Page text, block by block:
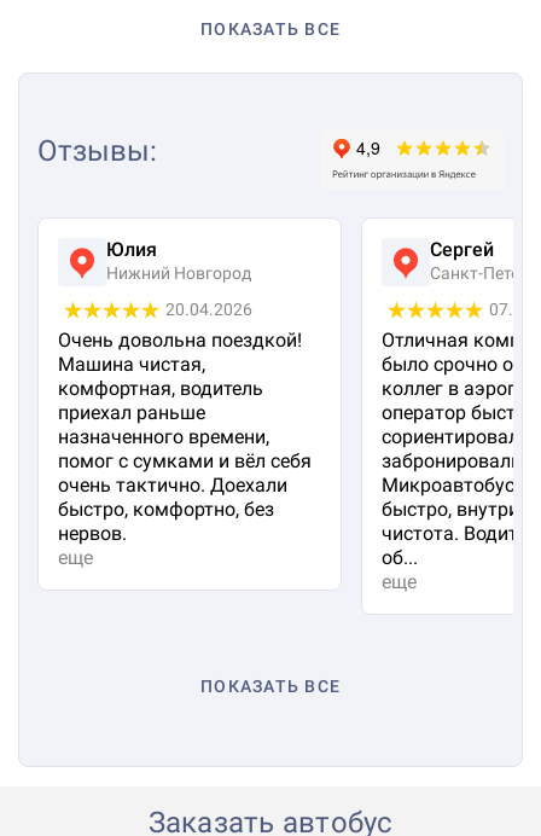
ПОКАЗАТЬ ВСЕ
Отзывы:
Юлия
Нижний Новгород
20.04.2026
Очень довольна поездкой!
Машина чистая,
комфортная, водитель
приехал раньше
назначенного времени,
помог с сумками и вёл себя
очень тактично. Доехали
быстро, комфортно, без
нервов.
еще
Сергей
Санкт-
Отличная
было срочно
коллег в
оператор быстро
сориентировал и
забронировали
Микроавтобус
быстро, внутри
чистота.
об...
еще
ПОКАЗАТЬ ВСЕ
Заказать автобус